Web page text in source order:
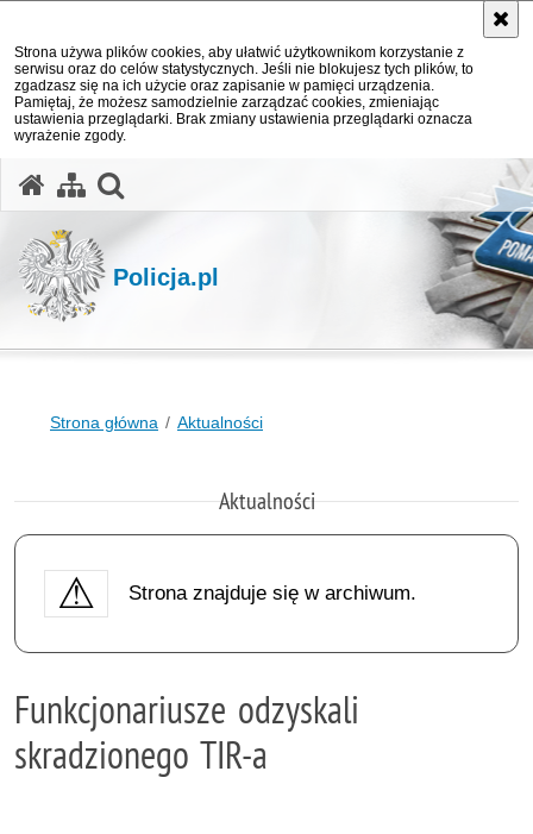
Strona używa plików cookies, aby ułatwić użytkownikom korzystanie z
serwisu oraz do celów statystycznych. Jeśli nie blokujesz tych plików, to
zgadzasz się na ich użycie oraz zapisanie w pamięci urządzenia.
Pamiętaj, że możesz samodzielnie zarządzać cookies, zmieniając
ustawienia przeglądarki. Brak zmiany ustawienia przeglądarki oznacza
wyrażenie zgody.
Policja.pl
Strona główna Aktualności
Aktualności
Strona znajduje się w archiwum.
Funkcjonariusze odzyskali
skradzionego TIR-a